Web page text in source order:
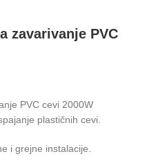
zavarivanje PVC
PVC cevi 2000W
plastičnih cevi.
i grejne instalacije.